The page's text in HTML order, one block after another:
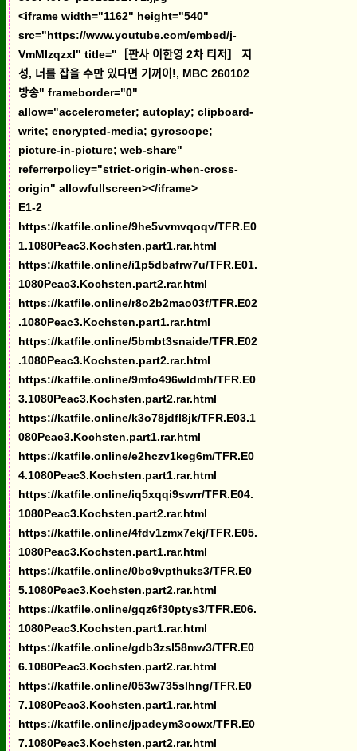
<iframe width="1162" height="540"
src="https://www.youtube.com/embed/j-
VmMIzqzxI" title="［판사 이한영 2차 티저］ 지
성, 너를 잡을 수만 있다면 기꺼이!, MBC 260102
방송" frameborder="0"
allow="accelerometer; autoplay; clipboard-
write; encrypted-media; gyroscope;
picture-in-picture; web-share"
referrerpolicy="strict-origin-when-cross-
origin" allowfullscreen></iframe>
E1-2
https://katfile.online/9he5vvmvqoqv/TFR.E0
1.1080Peac3.Kochsten.part1.rar.html
https://katfile.online/i1p5dbafrw7u/TFR.E01.
1080Peac3.Kochsten.part2.rar.html
https://katfile.online/r8o2b2mao03f/TFR.E02
.1080Peac3.Kochsten.part1.rar.html
https://katfile.online/5bmbt3snaide/TFR.E02
.1080Peac3.Kochsten.part2.rar.html
https://katfile.online/9mfo496wldmh/TFR.E0
3.1080Peac3.Kochsten.part2.rar.html
https://katfile.online/k3o78jdfl8jk/TFR.E03.1
080Peac3.Kochsten.part1.rar.html
https://katfile.online/e2hczv1keg6m/TFR.E0
4.1080Peac3.Kochsten.part1.rar.html
https://katfile.online/iq5xqqi9swrr/TFR.E04.
1080Peac3.Kochsten.part2.rar.html
https://katfile.online/4fdv1zmx7ekj/TFR.E05.
1080Peac3.Kochsten.part1.rar.html
https://katfile.online/0bo9vpthuks3/TFR.E0
5.1080Peac3.Kochsten.part2.rar.html
https://katfile.online/gqz6f30ptys3/TFR.E06.
1080Peac3.Kochsten.part1.rar.html
https://katfile.online/gdb3zsl58mw3/TFR.E0
6.1080Peac3.Kochsten.part2.rar.html
https://katfile.online/053w735slhng/TFR.E0
7.1080Peac3.Kochsten.part1.rar.html
https://katfile.online/jpadeym3ocwx/TFR.E0
7.1080Peac3.Kochsten.part2.rar.html